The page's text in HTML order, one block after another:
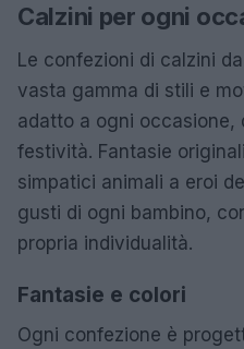
Calzini per ogni
Le confezioni di calzini
vasta gamma di stili e
adatto a ogni occasione,
festività. Fantasie
simpatici animali a eroi
gusti di ogni bambino,
propria individualità.
Fantasie e colori
Ogni confezione è